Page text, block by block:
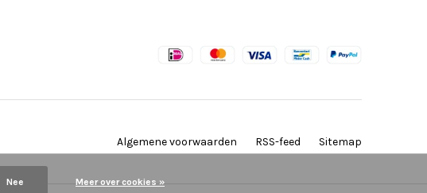
Algemene voorwaarden RSS-feed Sitemap
Nee Meer over cookies »